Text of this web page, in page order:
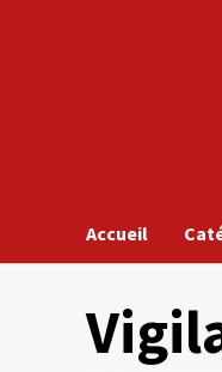
Accueil